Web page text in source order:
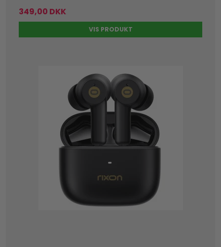
349,00 DKK
VIS PRODUKT